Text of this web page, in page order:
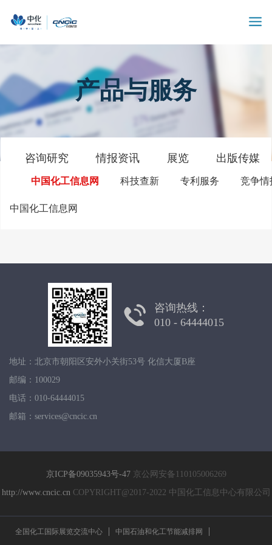
产品与服务
咨询研究 情报资讯 展览 出版传媒
中国化工信息网 科技查新 专利服务 竞争情
中国化工信息网
咨询热线：
010 - 64444015
地址：北京市朝阳区安外小关街53号 化信大厦B座
邮编：100029
电话：010-64444015
邮箱：services@cncic.cn
京ICP备09035943号-47京公网安备110105006269
http://www.cncic.cnCOPYRIGHT@2017-2022 中国化工信息中心有限公司
全国化工国际展览交流中心 中国石油和化工节能减排网